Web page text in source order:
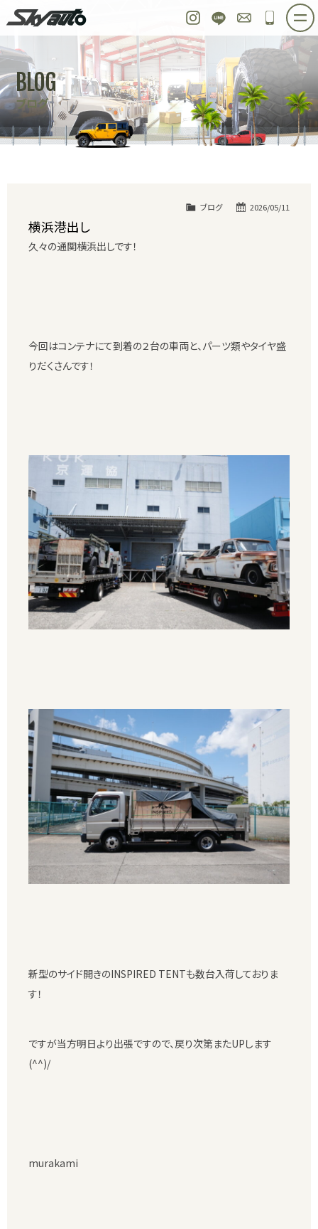
Instagram
LINE お問い合わせ
048-
ホーム 在庫車情報 ご購入プラン
整備作業実例 パーツ販売 買取＆オーダー
店舗紹介 工場紹介 会社概要
スタッフ紹介 求人情報 公式ブログ
BLOG
ブログ
2026/05/11
ブログ
横浜港出し
久々の通関横浜出しです！
今回はコンテナにて到着の２台の車両と、パーツ類やタイヤ盛
りだくさんです！
新型のサイド開きのINSPIRED TENTも数台入荷しておりま
す！
ですが当方明日より出張ですので、戻り次第またUPします
(^^)/
murakami